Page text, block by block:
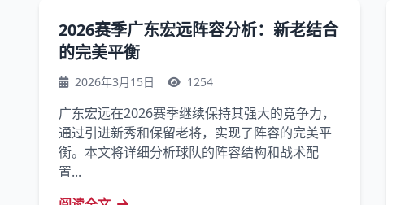
2026赛季广东宏远阵容分析：新老结合
的完美平衡
2026年3月15日 1254
广东宏远在2026赛季继续保持其强大的竞争力，
通过引进新秀和保留老将，实现了阵容的完美平
衡。本文将详细分析球队的阵容结构和战术配
置...